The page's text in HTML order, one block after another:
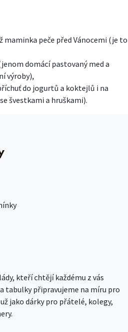
maminka peče před Vánocemi (je to
domácí pastovaný med a
výroby),
do jogurtů a koktejlů i na
švestkami a hruškami).
kteří chtějí každému z vás
tabulky připravujeme na míru pro
jako dárky pro přátelé, kolegy,